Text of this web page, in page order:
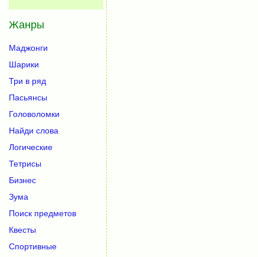
Жанры
Маджонги
Шарики
Три в ряд
Пасьянсы
Головоломки
Найди слова
Логические
Тетрисы
Бизнес
Зума
Поиск предметов
Квесты
Спортивные